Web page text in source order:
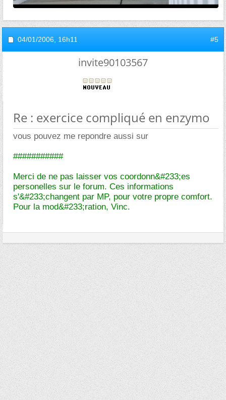
04/01/2006, 16h11 #5
invite90103567
Re : exercice compliqué en enzymo
vous pouvez me repondre aussi sur
###########
Merci de ne pas laisser vos coordonn&#233;es
personelles sur le forum. Ces informations
s'&#233;changent par MP, pour votre propre comfort.
Pour la mod&#233;ration, Vinc.